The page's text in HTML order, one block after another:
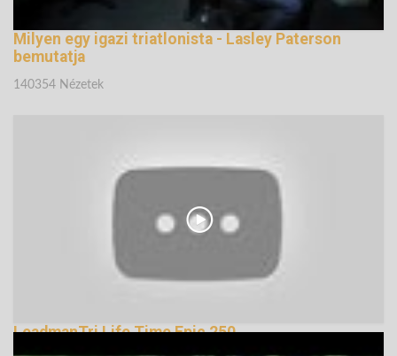
Milyen egy igazi triatlonista - Lasley Paterson
bemutatja
140354 Nézetek
LeadmanTri Life Time Epic 250